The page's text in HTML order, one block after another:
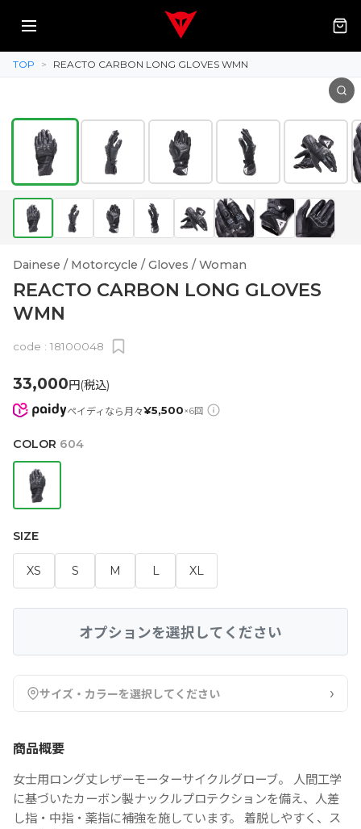
TOP > REACTO CARBON LONG GLOVES WMN
Dainese / Motorcycle / Gloves / Woman
REACTO CARBON LONG GLOVES
WMN
code : 18100048
33,000円(税込)
ペイディなら月々¥5,500×6回
COLOR 604
SIZE
XS S M L XL
オプションを選択してください
サイズ・カラーを選択してください ›
商品概要
女士用ロング丈レザーモーターサイクルグローブ。 人間工学
に基づいたカーボン製ナックルプロテクションを備え、人差
し指・中指・薬指に補強を施しています。 着脱しやすく、ス